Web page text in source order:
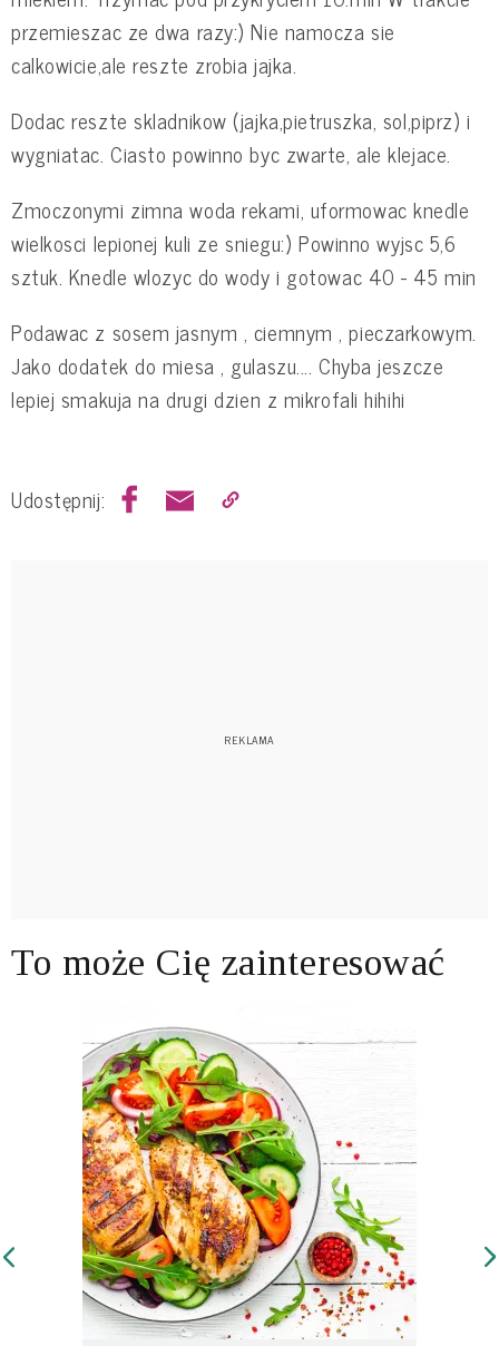
przemieszac ze dwa razy:) Nie namocza sie
calkowicie,ale reszte zrobia jajka.
Dodac reszte skladnikow (jajka,pietruszka, sol,piprz) i
wygniatac. Ciasto powinno byc zwarte, ale klejace.
Zmoczonymi zimna woda rekami, uformowac knedle
wielkosci lepionej kuli ze sniegu:) Powinno wyjsc 5,6
sztuk. Knedle wlozyc do wody i gotowac 40 - 45 min
Podawac z sosem jasnym , ciemnym , pieczarkowym.
Jako dodatek do miesa , gulaszu.... Chyba jeszcze
lepiej smakuja na drugi dzien z mikrofali hihihi
Udostępnij:
To może Cię zainteresować